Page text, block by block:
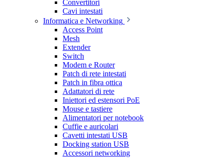
Convertitori
Cavi intestati
Informatica e Networking
Access Point
Mesh
Extender
Switch
Modem e Router
Patch di rete intestati
Patch in fibra ottica
Adattatori di rete
Iniettori ed estensori PoE
Mouse e tastiere
Alimentatori per notebook
Cuffie e auricolari
Cavetti intestati USB
Docking station USB
Accessori networking